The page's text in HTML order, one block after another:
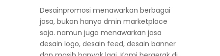
Desainpromosi menawarkan berbagai
jasa, bukan hanya dmin marketplace
saja. namun juga menawarkan jasa
desain logo, desain feed, desain banner